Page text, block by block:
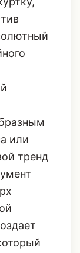
или
тренд